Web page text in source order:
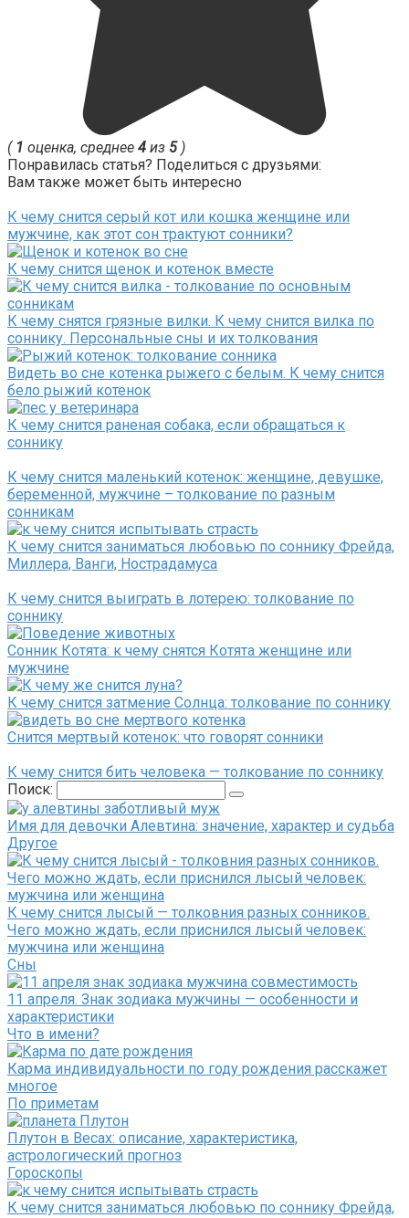
( 1 оценка, среднее 4 из 5)
Понравилась статья? Поделиться с друзьями:
Вам также может быть интересно
К чему снится серый кот или кошка женщине или
мужчине, как этот сон трактуют сонники?
К чему снится щенок и котенок вместе
К чему снятся грязные вилки. К чему снится вилка по
соннику. Персональные сны и их толкования
Видеть во сне котенка рыжего с белым. К чему снится
бело рыжий котенок
К чему снится раненая собака, если обращаться к
соннику
К чему снится маленький котенок: женщине, девушке,
беременной, мужчине – толкование по разным
сонникам
К чему снится заниматься любовью по соннику Фрейда,
Миллера, Ванги, Нострадамуса
К чему снится выиграть в лотерею: толкование по
соннику
Сонник Котята: к чему снятся Котята женщине или
мужчине
К чему снится затмение Солнца: толкование по соннику
Снится мертвый котенок: что говорят сонники
К чему снится бить человека — толкование по соннику
Поиск:
Имя для девочки Алевтина: значение, характер и судьба
Другое
К чему снится лысый — толковния разных сонников.
Чего можно ждать, если приснился лысый человек:
мужчина или женщина
Сны
11 апреля. Знак зодиака мужчины — особенности и
характеристики
Что в имени?
Карма индивидуальности по году рождения расскажет
многое
По приметам
Плутон в Весах: описание, характеристика,
астрологический прогноз
Гороскопы
К чему снится заниматься любовью по соннику Фрейда,